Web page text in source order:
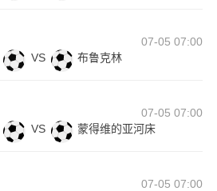
07-05 07:00
VS 布鲁克林
07-05 07:00
VS 蒙得维的亚河床
07-05 07:00